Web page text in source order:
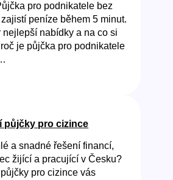
pro podnikatele bez
peníze během 5 minut.
nejlepší nabídky a na co si
je půjčka pro podnikatele
půjčky pro cizince
a snadné řešení financí,
žijící a pracující v Česku?
pro cizince vás